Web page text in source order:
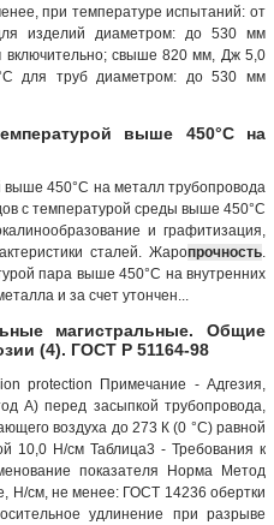
при температуре испытаний: от
изделий диаметром: до 530 мм
свыше 820 мм, Дж 5,0
для труб диаметром: до 530 мм
выше 450°С на
450°С на металл трубопровода
с температурой среды выше 450°С
и графитизация,
сталей. Жаропрочность
пара выше 450°С на внутренних
и за счет утончен...
магистральные. Общие
(4). ГОСТ Р 51164-98
protection Примечание - Адгезия,
А) перед засыпкой трубопровода,
воздуха до 273 К (0 °С) равной
10,0 Н/см Таблица3 - Требования к
показателя Норма Метод
Н/см, не менее: ГОСТ 14236 обертки
удлинение при разрыве